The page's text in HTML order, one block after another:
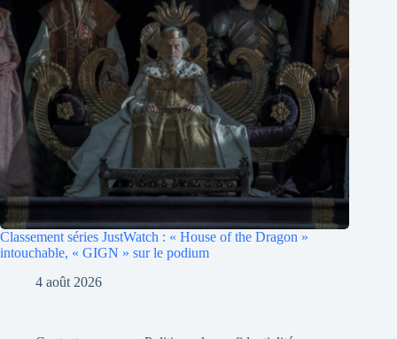
Classement séries JustWatch : « House of the Dragon »
intouchable, « GIGN » sur le podium
4 août 2026